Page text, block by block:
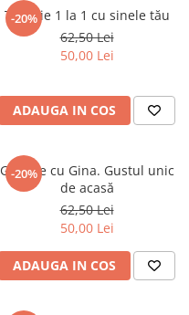
-20%
Terapie 1 la 1 cu sinele tău
62,50 Lei
50,00 Lei
ADAUGA IN COS
-20%
Gătește cu Gina. Gustul unic
de acasă
62,50 Lei
50,00 Lei
ADAUGA IN COS